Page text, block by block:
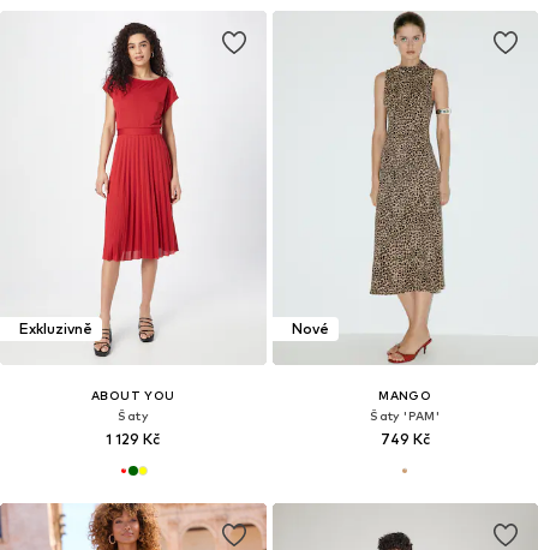
Exkluzivně
ABOUT YOU
Šaty
1 129 Kč
Nové
MANGO
Šaty 'PAM'
749 Kč